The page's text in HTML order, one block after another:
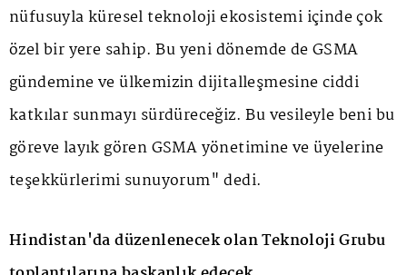
nüfusuyla küresel teknoloji ekosistemi içinde çok
özel bir yere sahip. Bu yeni dönemde de GSMA
gündemine ve ülkemizin dijitalleşmesine ciddi
katkılar sunmayı sürdüreceğiz. Bu vesileyle beni bu
göreve layık gören GSMA yönetimine ve üyelerine
teşekkürlerimi sunuyorum" dedi.
Hindistan'da düzenlenecek olan Teknoloji Grubu